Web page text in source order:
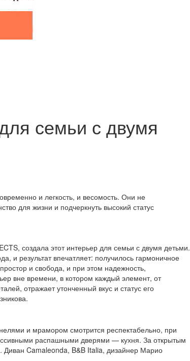
семьи с двумя
и легкость, и весомость. Они не
для жизни и подчеркнуть высокий статус
создала этот интерьер для семьи с двумя детьми.
и результат впечатляет: получилось гармоничное
и свобода, и при этом надежность,
вне времени, в котором каждый элемент, от
отражает утонченный вкус и статус его
и мрамором смотрится респектабельно, при
распашными дверями — кухня. За открытым
Camaleonda, B&B Italia, дизайнер Марио